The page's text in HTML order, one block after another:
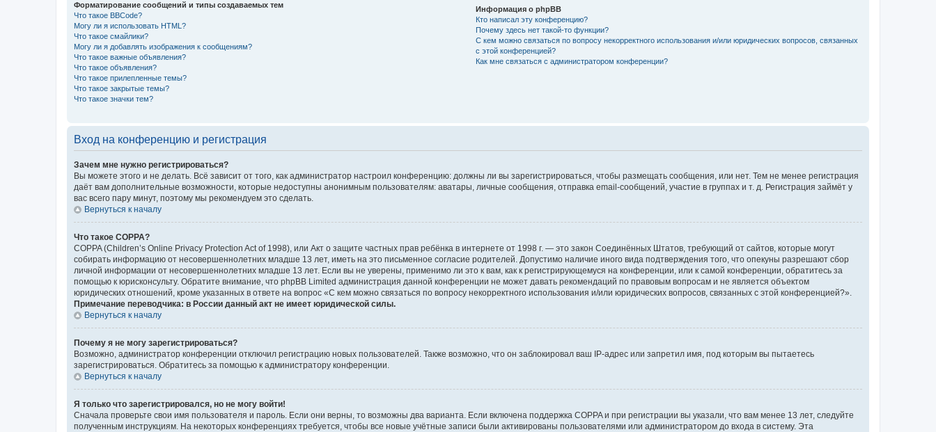
Форматирование сообщений и типы создаваемых тем
Что такое BBCode?
Могу ли я использовать HTML?
Что такое смайлики?
Могу ли я добавлять изображения к сообщениям?
Что такое важные объявления?
Что такое объявления?
Что такое прилепленные темы?
Что такое закрытые темы?
Что такое значки тем?
Информация о phpBB
Кто написал эту конференцию?
Почему здесь нет такой-то функции?
С кем можно связаться по вопросу некорректного использования и/или юридических вопросов, связанных
с этой конференцией?
Как мне связаться с администратором конференции?
Вход на конференцию и регистрация
Зачем мне нужно регистрироваться?
Вы можете этого и не делать. Всё зависит от того, как администратор настроил конференцию: должны ли вы зарегистрироваться, чтобы размещать сообщения, или нет. Тем не менее регистрация
даёт вам дополнительные возможности, которые недоступны анонимным пользователям: аватары, личные сообщения, отправка email-сообщений, участие в группах и т. д. Регистрация займёт у
вас всего пару минут, поэтому мы рекомендуем это сделать.
Вернуться к началу
Что такое COPPA?
COPPA (Children’s Online Privacy Protection Act of 1998), или Акт о защите частных прав ребёнка в интернете от 1998 г. — это закон Соединённых Штатов, требующий от сайтов, которые могут
собирать информацию от несовершеннолетних младше 13 лет, иметь на это письменное согласие родителей. Допустимо наличие иного вида подтверждения того, что опекуны разрешают сбор
личной информации от несовершеннолетних младше 13 лет. Если вы не уверены, применимо ли это к вам, как к регистрирующемуся на конференции, или к самой конференции, обратитесь за
помощью к юрисконсульту. Обратите внимание, что phpBB Limited администрация данной конференции не может давать рекомендаций по правовым вопросам и не является объектом
юридических отношений, кроме указанных в ответе на вопрос «С кем можно связаться по вопросу некорректного использования и/или юридических вопросов, связанных с этой конференцией?».
Примечание переводчика: в России данный акт не имеет юридической силы.
Вернуться к началу
Почему я не могу зарегистрироваться?
Возможно, администратор конференции отключил регистрацию новых пользователей. Также возможно, что он заблокировал ваш IP-адрес или запретил имя, под которым вы пытаетесь
зарегистрироваться. Обратитесь за помощью к администратору конференции.
Вернуться к началу
Я только что зарегистрировался, но не могу войти!
Сначала проверьте свои имя пользователя и пароль. Если они верны, то возможны два варианта. Если включена поддержка COPPA и при регистрации вы указали, что вам менее 13 лет, следуйте
полученным инструкциям. На некоторых конференциях требуется, чтобы все новые учётные записи были активированы пользователями или администратором до входа в систему. Эта